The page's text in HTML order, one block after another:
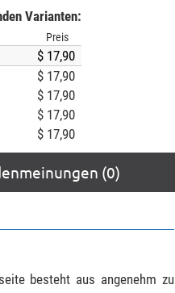
Varianten:
Preis
$ 17,90
$ 17,90
$ 17,90
$ 17,90
$ 17,90
(0)
besteht aus angenehm zu